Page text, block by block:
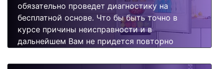
обязательно проведет диагностику на
бесплатной основе. Что бы быть точно в
курсе причины неисправности и в
дальнейшем Вам не придется повторно
поломок.